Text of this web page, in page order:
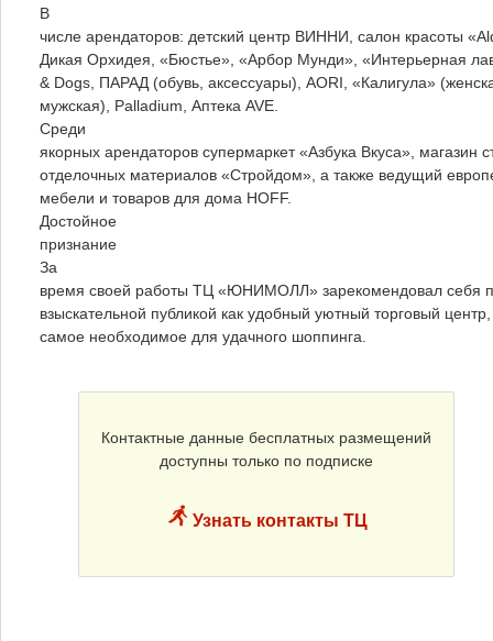
В
числе арендаторов: детский центр ВИННИ, салон красоты
Дикая Орхидея, «Бюстье», «Арбор Мунди», «Интерьерная
& Dogs, ПАРАД (обувь, аксессуары), AORI, «Калигула»
мужская), Palladium, Аптека AVE.
Среди
якорных арендаторов супермаркет «Азбука Вкуса», магазин
отделочных материалов «Стройдом», а также ведущий
мебели и товаров для дома HOFF.
Достойное
признание
За
время своей работы ТЦ «ЮНИМОЛЛ» зарекомендовал себя
взыскательной публикой как удобный уютный торговый
самое необходимое для удачного шоппинга.
Контактные данные бесплатных размещений
доступны только по подписке
Узнать контакты ТЦ